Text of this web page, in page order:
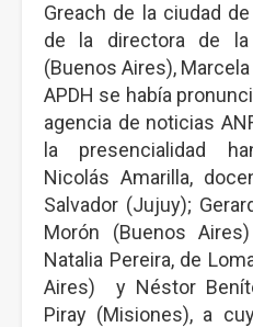
Greach de la ciudad
de la directora de la
(Buenos Aires),
APDH se había
agencia de noticias
la presencialidad
Nicolás Amarilla,
Salvador (Jujuy);
Morón (Buenos
Natalia Pereira, de
Aires) y Néstor
Piray (Misiones), a